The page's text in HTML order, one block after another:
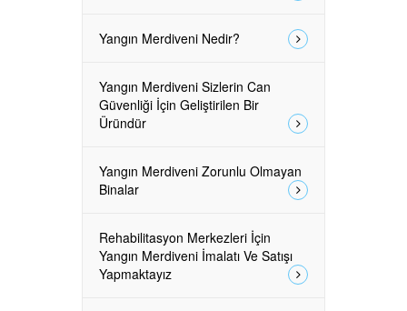
Yangın Merdiveni Nedir?
Yangın Merdiveni Sizlerin Can
Güvenliği İçin Geliştirilen Bir
Üründür
Yangın Merdiveni Zorunlu Olmayan
Binalar
Rehabilitasyon Merkezleri İçin
Yangın Merdiveni İmalatı Ve Satışı
Yapmaktayız